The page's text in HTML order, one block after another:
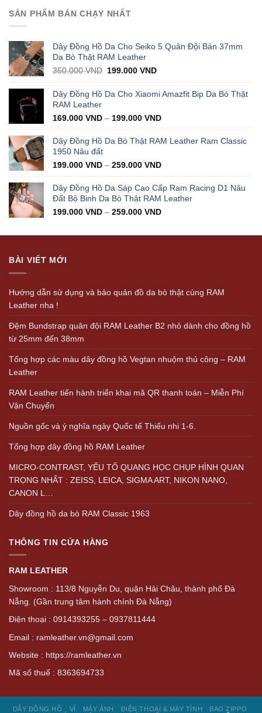
was:
1.000.000 VND.
SẢN PHẨM BÁN CHẠY NHẤT
Dây Đồng Hồ Da Cho Seiko 5 Quân Đội Bản 37mm
Da Bò Thật RAM Leather
350.000VND Original
was:
199.000VNDCurrent
is:
199.000 VND.
Dây Đồng Hồ Da Cho Xiaomi Amazfit Bip Da Bò Thật
RAM Leather
169.000 VND – 199.000 VND
Dây Đồng Hồ Da Bò Thật RAM Leather Ram Classic
1950 Nâu đất
199.000 VND – 259.000 VND
Dây Đồng Hồ Da Sáp Cao Cấp Ram Racing D1 Nâu
Đất Bộ Binh Da Bò Thật RAM Leather
199.000 VND – 259.000 VND
BÀI VIẾT MỚI
Hướng dẫn sử dụng và bảo quản đồ da bò thật cùng RAM
Leather nha !
Đệm Bundstrap quân đội RAM Leather B2 nhỏ dành cho đồng hồ
từ 25mm đến 38mm
Tổng hợp các màu dây đồng hồ Vegtan nhuộm thủ công – RAM
Leather
RAM Leather tiến hành triển khai mã QR thanh toán – Miễn Phí
Vận Chuyển
Nguồn gốc và ý nghĩa ngày Quốc tế Thiếu nhi 1-6.
Tổng hợp dây đồng hồ RAM Leather
MICRO-CONTRAST, YẾU TỐ QUANG HỌC CHỤP HÌNH QUAN
TRỌNG NHẤT : ZEISS, LEICA, SIGMA ART, NIKON NANO,
CANON L…
Dây đồng hồ da bò RAM Classic 1963
THÔNG TIN CỬA HÀNG
RAM LEATHER
Showroom : 113/8 Nguyễn Du, quận Hải Châu, thành phố Đà
Nẵng. (Gần trung tâm hành chính Đà Nẵng)
Điện thoại : 0914393255 – 0937811444
Email : ramleather.vn@gmail.com
Website : https://ramleather.vn
Mã số thuế : 8363694733
DÂY ĐỒNG HỒ VÍ MÁY ẢNH ĐIỆN THOẠI & MÁY TÍNH
BAO ZIPPO